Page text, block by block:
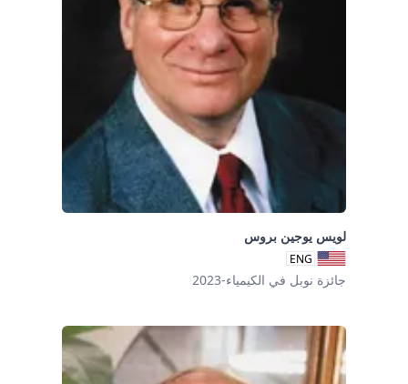
لويس يوجين بروس
ENG
جائزة نوبل في الكيمياء-2023